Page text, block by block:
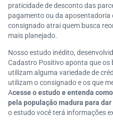
praticidade de desconto das
pagamento ou da aposentadoria
consignado atrai quem busca
mais planejado.
Nosso estudo inédito,
Cadastro Positivo aponta que os
utilizam alguma variedade de
utilizam o consignado e os que
Acesse o estudo e entenda
pela população madura para
o estudo você terá informações